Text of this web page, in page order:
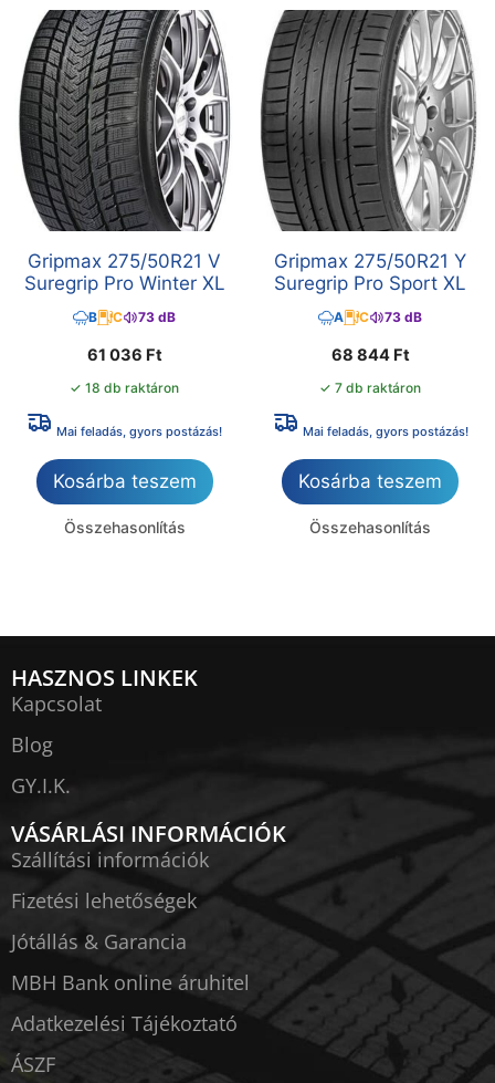
Gripmax 275/50R21 V
Suregrip Pro Winter XL
B C 73 dB
61 036 Ft
✓ 18 db raktáron
Mai feladás, gyors postázás!
Kosárba teszem
Összehasonlítás
Gripmax 275/50R21 Y
Suregrip Pro Sport XL
A C 73 dB
68 844 Ft
✓ 7 db raktáron
Mai feladás, gyors postázás!
Kosárba teszem
Összehasonlítás
HASZNOS LINKEK
Kapcsolat
Blog
GY.I.K.
VÁSÁRLÁSI INFORMÁCIÓK
Szállítási információk
Fizetési lehetőségek
Jótállás & Garancia
MBH Bank online áruhitel
Adatkezelési Tájékoztató
ÁSZF